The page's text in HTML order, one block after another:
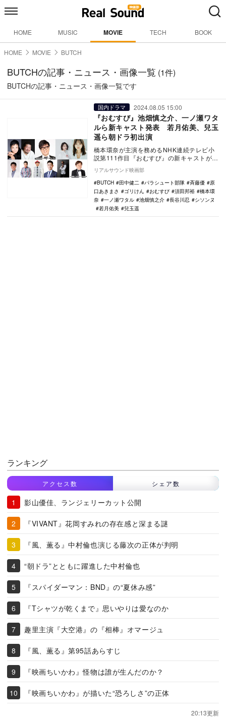
HOME MUSIC MOVIE TECH BOOK
HOME MOVIE BUTCH
BUTCHの記事・ニュース・画像一覧 (1件)
BUTCHの記事・ニュース・画像一覧です
国内ドラマ 2024.08.05 15:00
『おむすび』池畑慎之介、一ノ瀬ワタ
ルら新キャスト発表 若月佑美、兒玉
遥ら朝ドラ初出演
橋本環奈が主演を務めるNHK連続テレビ小
説第111作目『おむすび』の新キャストが発
表された。 2024年度後期、NHK大阪が…
リアルサウンド映画部
BUTCH
田中健二 パラシュート部隊 斉藤優
原
口あきまさ
ゴリけん おむすび 須田邦裕
橋本環
奈
一ノ瀬ワタル 池畑慎之介 長谷川忍
シソンヌ
若月佑美
兒玉遥
ランキング
アクセス数 シェア数
影山優佳、ランジェリーカット公開
『VIVANT』花岡すみれの存在感と深まる謎
『風、薫る』中村倫也演じる藤次の正体が判明
“朝ドラ”とともに躍進した中村倫也
『スパイダーマン：BND』の“夏休み感”
『Tシャツが乾くまで』思いやりは愛なのか
趣里主演『大空港』の『相棒』オマージュ
『風、薫る』第95話あらすじ
『映画ちいかわ』怪物は誰が生んだのか？
『映画ちいかわ』が描いた“恐ろしさ”の正体
20:13更新